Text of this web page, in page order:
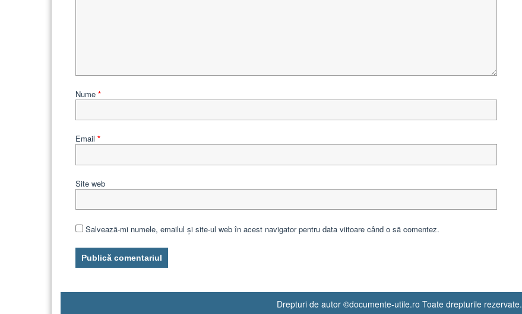
Nume *
Email *
Site web
Salvează-mi numele, emailul și site-ul web în acest navigator pentru data viitoare când o să comentez.
Drepturi de autor ©documente-utile.ro Toate drepturile rezervate.